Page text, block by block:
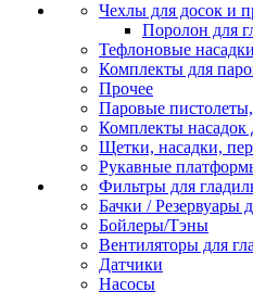
Чехлы для досок и
Поролон для
Тефлоновые насадки
Комплекты для
Прочее
Паровые
Комплекты насадок
Щетки, насадки,
Рукавные
Фильтры для
Бачки / Резервуары
Бойлеры/Тэны
Вентиляторы для
Датчики
Насосы